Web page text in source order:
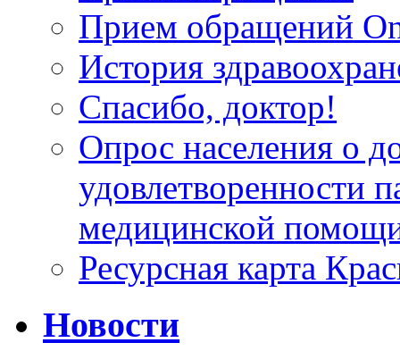
Прием обращений
История
Спасибо, доктор!
Опрос населения о
удовлетворенности
медицинской
Ресурсная карта
Новости